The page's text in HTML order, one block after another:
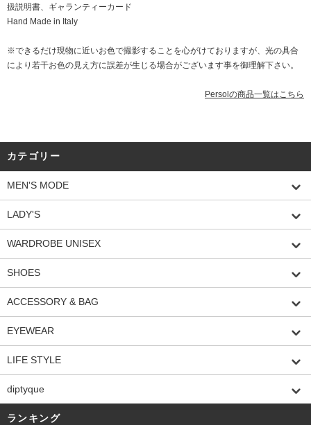
扱説明書、ギャランティーカード
Hand Made in Italy
※できるだけ現物に近いお色で撮影することを心がけておりますが、光の具合
により若干お色の見え方に誤差が生じる場合がございます事を御理解下さい。
Persolの商品一覧はこちら
カテゴリー
MEN'S MODE
LADY'S
WARDROBE UNISEX
SHOES
ACCESSORY & BAG
EYEWEAR
LIFE STYLE
diptyque
ランキング